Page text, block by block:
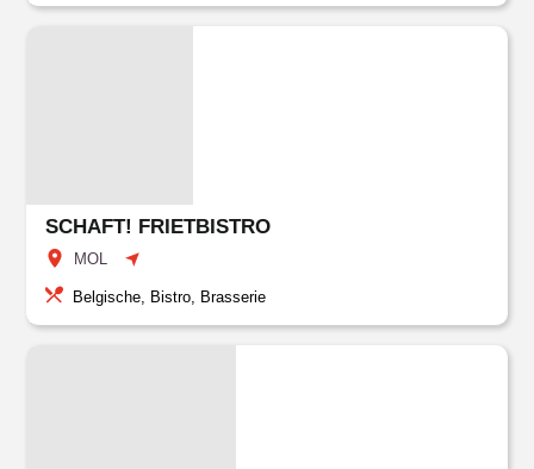
SCHAFT! FRIETBISTRO
MOL
Belgische, Bistro, Brasserie